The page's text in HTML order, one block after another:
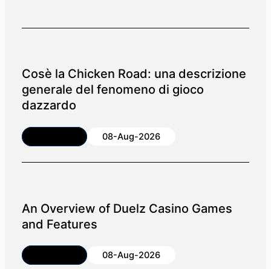
Cosè la Chicken Road: una descrizione
generale del fenomeno di gioco
dazzardo
08-Aug-2026
An Overview of Duelz Casino Games
and Features
08-Aug-2026